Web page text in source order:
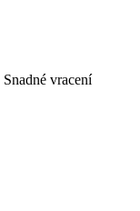
Snadné vracení